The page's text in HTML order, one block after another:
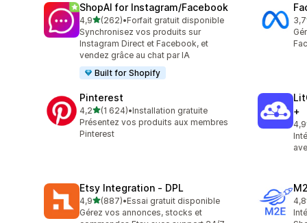
ShopAI for Instagram/Facebook
4,9étoile(s) sur 5
(262)
262 avis au total
•Forfait gratuit disponible
Synchronisez vos produits sur
Instagram Direct et Facebook, et
vendez grâce au chat par IA
Built for Shopify
3,7
Pinterest
4,2étoile(s) sur 5
(1 624)
1624 avis au total
•Installation gratuite
Présentez vos produits aux membres
Pinterest
+
4,9
Etsy Integration ‑ DPL
4,9étoile(s) sur 5
(887)
887 avis au total
•Essai gratuit disponible
Gérez vos annonces, stocks et
4,8
29